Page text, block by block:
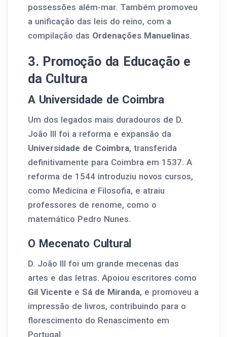
possessões além-mar. Também promoveu
a unificação das leis do reino, com a
compilação das Ordenações Manuelinas.
3. Promoção da Educação e
da Cultura
A Universidade de Coimbra
Um dos legados mais duradouros de D.
João III foi a reforma e expansão da
Universidade de Coimbra, transferida
definitivamente para Coimbra em 1537. A
reforma de 1544 introduziu novos cursos,
como Medicina e Filosofia, e atraiu
professores de renome, como o
matemático Pedro Nunes.
O Mecenato Cultural
D. João III foi um grande mecenas das
artes e das letras. Apoiou escritores como
Gil Vicente e Sá de Miranda, e promoveu a
impressão de livros, contribuindo para o
florescimento do Renascimento em
Portugal.